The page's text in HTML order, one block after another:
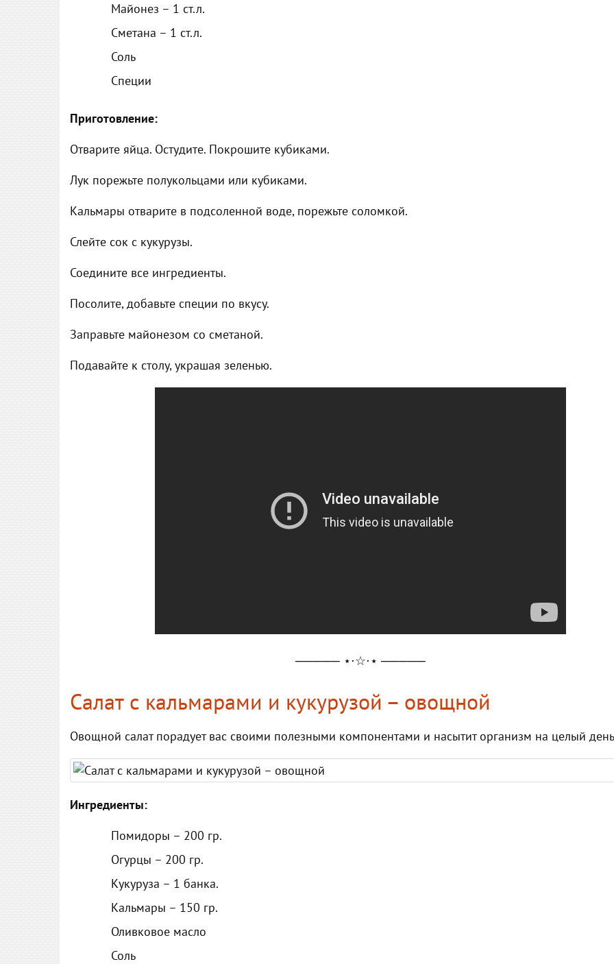
Майонез – 1 ст.л.
Сметана – 1 ст.л.
Соль
Специи
Приготовление:
Отварите яйца. Остудите. Покрошите кубиками.
Лук порежьте полукольцами или кубиками.
Кальмары отварите в подсоленной воде, порежьте соломкой.
Слейте сок с кукурузы.
Соедините все ингредиенты.
Посолите, добавьте специи по вкусу.
Заправьте майонезом со сметаной.
Подавайте к столу, украшая зеленью.
───── ⋆⋅☆⋅⋆ ─────
Салат с кальмарами и кукурузой – овощной
Овощной салат порадует вас своими полезными компонентами и насытит организм на целый
Ингредиенты:
Помидоры – 200 гр.
Огурцы – 200 гр.
Кукуруза – 1 банка.
Кальмары – 150 гр.
Оливковое масло
Соль